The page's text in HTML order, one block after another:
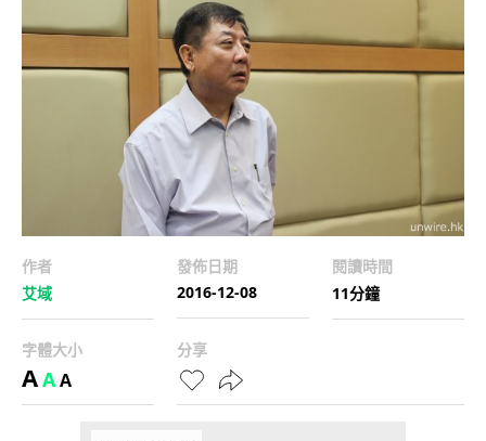
作者
艾域
發佈日期
2016-12-08
閱讀時間
11分鐘
字體大小
AAA
分享